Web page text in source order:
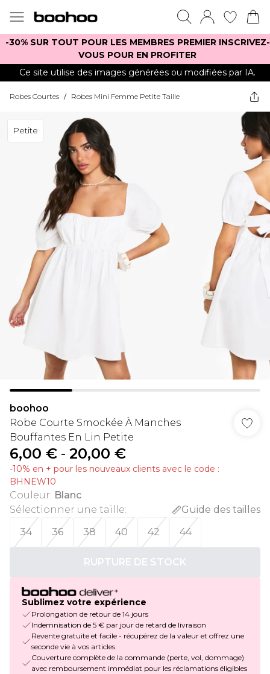
-30% SUR TOUT POUR LES MEMBRES PREMIER INSCRIVEZ-
VOUS POUR EN PROFITER
Ce site utilise des images générées ou modifiées par IA.
Robes Courtes / Robes Mini Femme Petite Taille
Petite
boohoo
Robe Courte Smockée À Manches
Bouffantes En Lin Petite
6,00 € - 20,00 €
-10% en + pour les nouveaux clients avec le code :
BHNEW10
Couleur: Blanc
Sélectionner une taille:
Guide des tailles
34
36 38 40 42 44
RUPTURE DE STOCK
Sublimez votre expérience
Prolongation de retour de 14 jours
Indemnisation de 5 € par jour de retard de livraison
Revente gratuite et facile - récupérez de la valeur et offrez une
seconde vie à vos articles.
Couverture complète de la commande (perte, vol, dommage)
avec remboursement immédiat pour les réclamations éligibles